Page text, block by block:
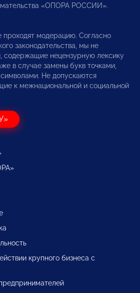
«ОПОРА РОССИИ».
проходят модерацию. Согласно
законодательства, мы не
содержащие нецензурную лексику
в случае замены букв точками,
Не допускаются
к межнациональной и социальной
крупного бизнеса с